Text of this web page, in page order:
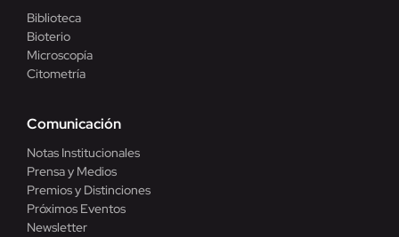
Biblioteca
Bioterio
Microscopía
Citometría
Comunicación
Notas Institucionales
Prensa y Medios
Premios y Distinciones
Próximos Eventos
Newsletter